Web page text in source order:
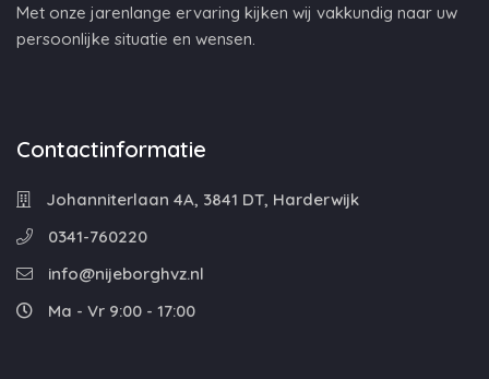
Met onze jarenlange ervaring kijken wij vakkundig naar uw
persoonlijke situatie en wensen.
Contactinformatie
Johanniterlaan 4A, 3841 DT, Harderwijk
0341-760220
info@nijeborghvz.nl
Ma - Vr 9:00 - 17:00